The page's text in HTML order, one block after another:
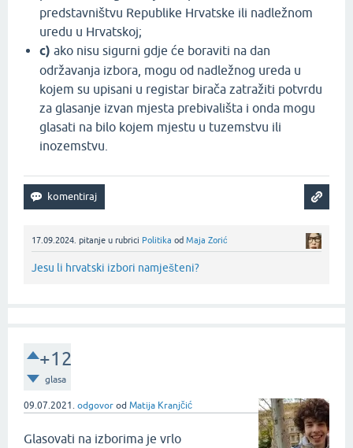
predstavništvu Republike Hrvatske ili nadležnom
uredu u Hrvatskoj;
c) ako nisu sigurni gdje će boraviti na dan
održavanja izbora, mogu od nadležnog ureda u
kojem su upisani u registar birača zatražiti potvrdu
za glasanje izvan mjesta prebivališta i onda mogu
glasati na bilo kojem mjestu u tuzemstvu ili
inozemstvu.
17.09.2024. pitanje u rubrici Politika od Maja Zorić
Jesu li hrvatski izbori namješteni?
+12
glasa
09.07.2021. odgovor od Matija Kranjčić
Glasovati na izborima je vrlo